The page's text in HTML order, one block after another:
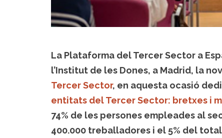
La Plataforma del Tercer Sector a
l’Institut de les Dones, a Madrid, la
Tercer Sector, en aquesta ocasió
entitats del Tercer Sector: bretxes i
74% de les persones empleades al
400.000 treballadores i el 5% del